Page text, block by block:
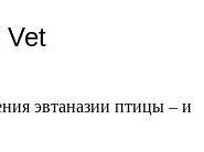
Vet
эвтаназии птицы – и